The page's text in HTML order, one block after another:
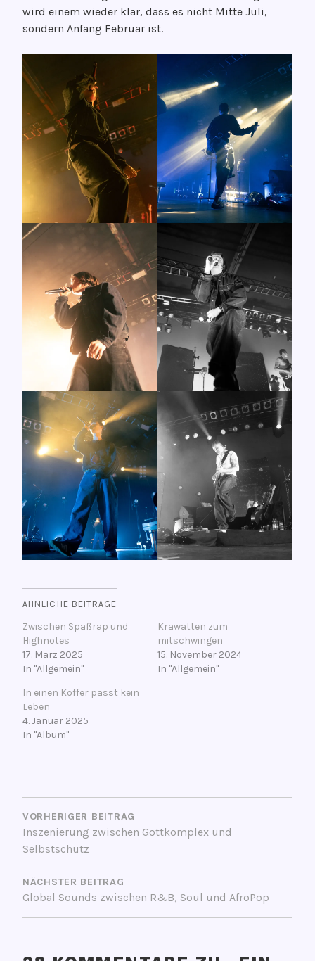
wird einem wieder klar, dass es nicht Mitte Juli,
sondern Anfang Februar ist.
ÄHNLICHE BEITRÄGE
Zwischen Spaßrap und
Highnotes
17. März 2025
In "Allgemein"
Krawatten zum
mitschwingen
15. November 2024
In "Allgemein"
In einen Koffer passt kein
Leben
4. Januar 2025
In "Album"
e
r
s
c
l
a
g
BEITRAGSNAVIGATION
VORHERIGER BEITRAG
Inszenierung zwischen Gottkomplex und
Selbstschutz
NÄCHSTER BEITRAG
Global Sounds zwischen R&B, Soul und AfroPop